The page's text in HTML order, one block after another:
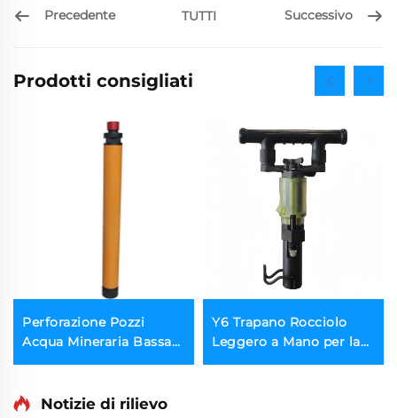
Precedente TUTTI Successivo
Prodotti consigliati
Perforazione Pozzi
Acqua Mineraria Bassa
Pressione Aria CIR90
The Hole DTH Martello
Y6 Trapano Rocciolo
Leggero a Mano per la
Demolizione del
Notizie di rilievo